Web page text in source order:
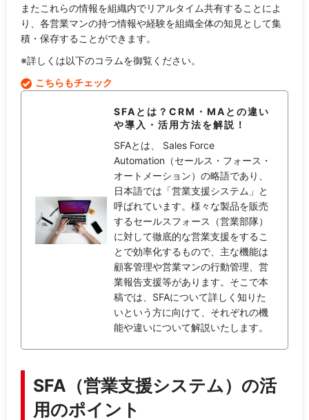
またこれらの情報を組織内でリアルタイム共有することによ
り、各営業マンの持つ情報や経験を組織全体の知見として集
積・保存することができます。
※詳しくは以下のコラムを御覧ください。
こちらもチェック
SFAとは？CRM・MAとの違い
や導入・活用方法を解説！
SFAとは、 Sales Force
Automation（セールス・フォース・
オートメーション）の略語であり、
日本語では「営業支援システム」と
呼ばれています。様々な製品を販売
するセールスフォース（営業部隊）
に対して徹底的な営業支援をするこ
とで効率化するもので、主な機能は
顧客管理や営業マンの行動管理、営
業報告支援等があります。そこで本
稿では、SFAについて詳しく知りた
いという方に向けて、それぞれの機
能や違いについて解説いたします。
SFA（営業支援システム）の活
用のポイント